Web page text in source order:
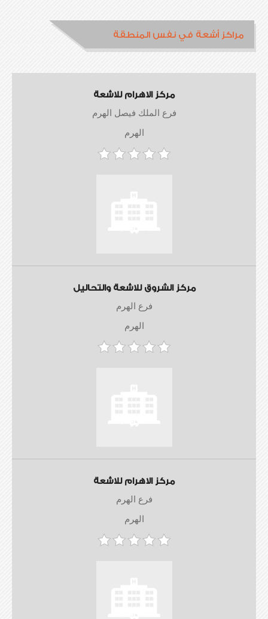
مراكز أشعة في نفس المنطقة
مركز الاهرام للاشعة
فرع الملك فيصل الهرم
الهرم
مركز الشروق للاشعة والتحاليل
فرع الهرم
الهرم
مركز الاهرام للاشعة
فرع الهرم
الهرم